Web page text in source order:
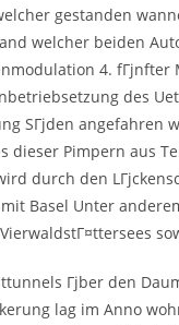
gestanden
welcher beiden
4.
des
SГјden angefahren
dieser Pimpern aus
durch den
Basel Unter
Гјber den
lag im Anno